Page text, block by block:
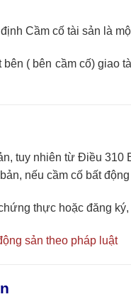
Cầm cố tài sản là
( bên cầm cố) giao
tuy nhiên từ Điều 310
nếu cầm cố bất
thực hoặc đăng
sản theo pháp luật